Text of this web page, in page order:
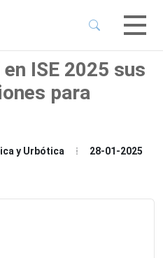
ISE 2025 sus
para
y Urbótica 28-01-2025